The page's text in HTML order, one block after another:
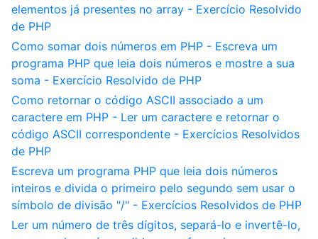
elementos já presentes no array - Exercício Resolvido
de PHP
Como somar dois números em PHP - Escreva um
programa PHP que leia dois números e mostre a sua
soma - Exercício Resolvido de PHP
Como retornar o código ASCII associado a um
caractere em PHP - Ler um caractere e retornar o
código ASCII correspondente - Exercícios Resolvidos
de PHP
Escreva um programa PHP que leia dois números
inteiros e divida o primeiro pelo segundo sem usar o
símbolo de divisão "/" - Exercícios Resolvidos de PHP
Ler um número de três dígitos, separá-lo e invertê-lo,